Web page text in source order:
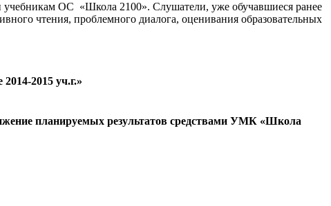
учебникам ОС «Школа 2100». Слушатели, уже обучавшиеся ранее
чтения, проблемного диалога, оценивания образовательных
2015 уч.г.»
планируемых результатов средствами УМК «Школа